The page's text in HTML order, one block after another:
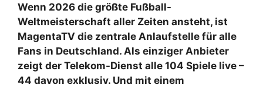
Wenn 2026 die größte Fußball-
Weltmeisterschaft aller Zeiten ansteht, ist
MagentaTV die zentrale Anlaufstelle für alle
Fans in Deutschland. Als einziger Anbieter
zeigt der Telekom-Dienst alle 104 Spiele live –
44 davon exklusiv. Und mit einem